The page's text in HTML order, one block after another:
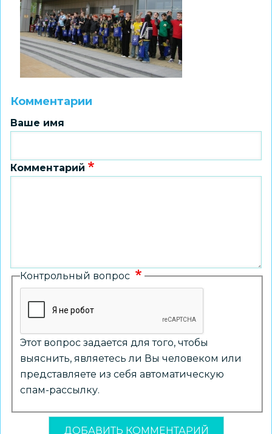
Комментарии
Ваше имя
Комментарий
Контрольный вопрос
Этот вопрос задается для того, чтобы
выяснить, являетесь ли Вы человеком или
представляете из себя автоматическую
спам-рассылку.